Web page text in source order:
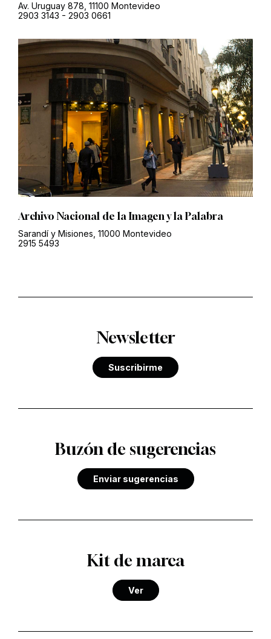
Av. Uruguay 878, 11100 Montevideo
2903 3143 - 2903 0661
Archivo Nacional de la Imagen y la Palabra
Sarandí y Misiones, 11000 Montevideo
2915 5493
Newsletter
Suscribirme
Buzón de sugerencias
Enviar sugerencias
Kit de marca
Ver